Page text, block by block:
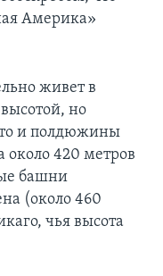
Америка»
живет в
но
и полдюжины
около 420 метров
башни
(около 460
чья высота